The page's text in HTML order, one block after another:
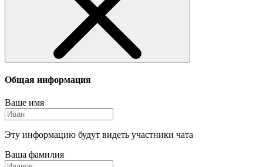
Общая информация
Ваше имя
Эту информацию будут видеть участники чата
Ваша фамилия